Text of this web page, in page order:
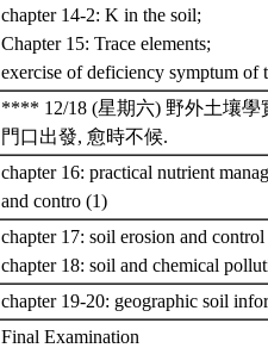
chapter 14-2: K in the soil;
Chapter 15: Trace elements;
exercise of deficiency symptum of
**** 12/18 (星期六) 野外土壤學
門口出發, 愈時不候.
chapter 16: practical nutrient
and contro (1)
chapter 17: soil erosion and control
chapter 18: soil and chemical
chapter 19-20: geographic soil
Final Examination